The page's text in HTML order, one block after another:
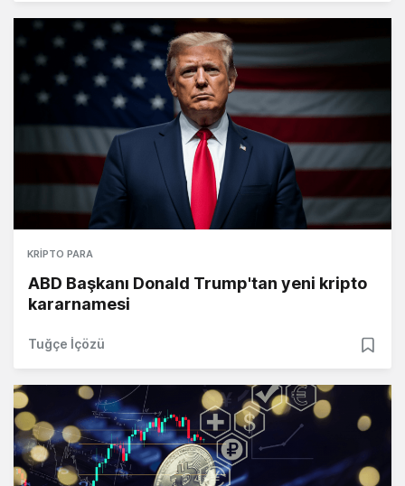
KRIPTO PARA
ABD Başkanı Donald Trump'tan yeni kripto
kararnamesi
Tuğçe İçözü